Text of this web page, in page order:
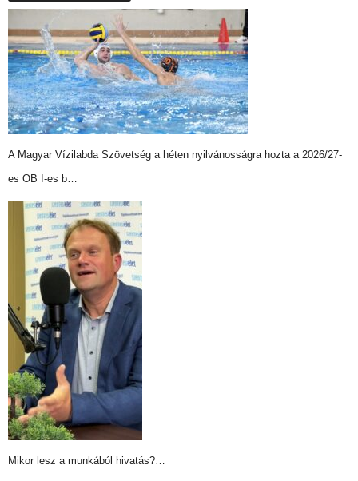
A Magyar Vízilabda Szövetség a héten nyilvánosságra hozta a 2026/27-
es OB I-es b…
Mikor lesz a munkából hivatás?…